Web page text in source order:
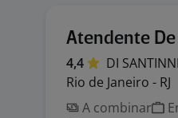
Atendente
4,4 DI SANTINNI
Rio de Janeiro - RJ
A combinar